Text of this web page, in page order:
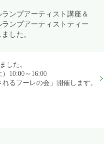
ンプアーティスト講座＆
ンプアーティストティー
した。
した。
10:00～16:00
るフーレの会」開催します。